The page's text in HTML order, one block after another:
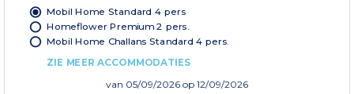
Mobil Home Standard 4 pers
Homeflower Premium 2 pers.
Mobil Home Challans Standard 4 pers.
ZIE MEER ACCOMMODATIES
van 05/09/2026 op 12/09/2026